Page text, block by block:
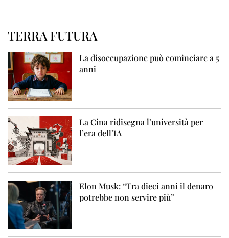
TERRA FUTURA
La disoccupazione può cominciare a 5
anni
La Cina ridisegna l’università per
l’era dell’IA
Elon Musk: “Tra dieci anni il denaro
potrebbe non servire più”